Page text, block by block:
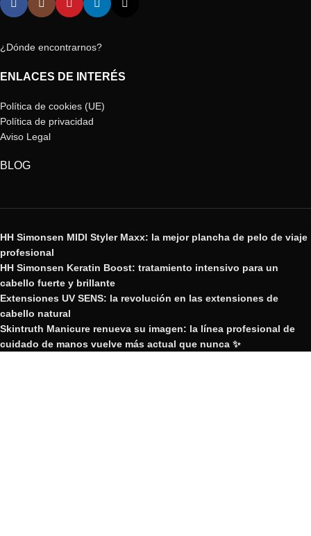
¿Dónde encontrarnos?
ENLACES DE INTERÉS
Política de cookies (UE)
Política de privacidad
Aviso Legal
BLOG
HH Simonsen MIDI Styler Maxx: la mejor plancha de pelo de viaje
profesional
HH Simonsen Keratin Boost: tratamiento intensivo para un
cabello fuerte y brillante
Extensiones UV SENS: la revolución en las extensiones de
cabello natural
Skintruth Manicure renueva su imagen: la línea profesional de
cuidado de manos vuelve más actual que nunca ✨